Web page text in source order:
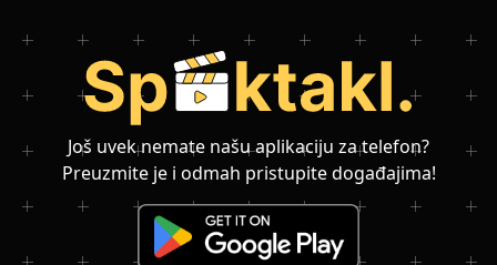
Još uvek nemate našu aplikaciju za telefon?
Preuzmite je i odmah pristupite događajima!